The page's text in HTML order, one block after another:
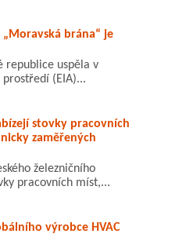
brána“ je
republice uspěla v
(EIA)...
stovky pracovních
zaměřených
železničního
pracovních míst,...
výrobce HVAC